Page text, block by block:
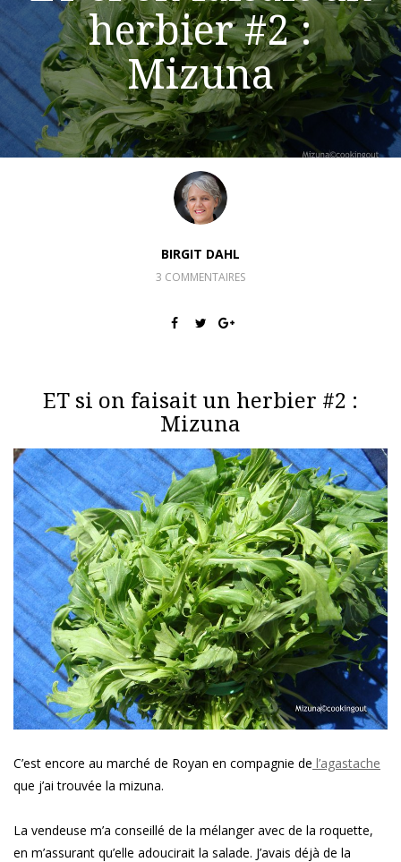
herbier #2 :
Mizuna
BIRGIT DAHL
3 COMMENTAIRES
ET si on faisait un herbier #2 :
Mizuna
C’est encore au marché de Royan en compagnie de l’agastache
que j’ai trouvée la mizuna.
La vendeuse m’a conseillé de la mélanger avec de la roquette,
en m’assurant qu’elle adoucirait la salade. J’avais déjà de la